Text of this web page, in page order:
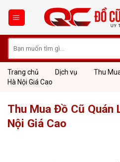
kiếm:
Trang chủ Dịch vụ
Thu
Hà Nội Giá Cao
Thu Mua Đồ Cũ Quán
Nội Giá Cao